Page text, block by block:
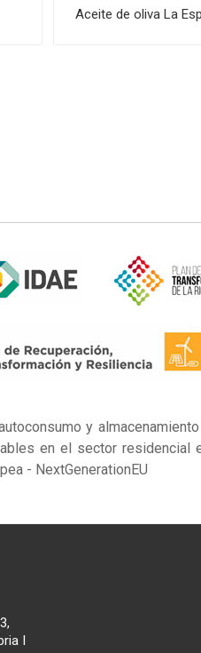
Aceite de oliva La
y
en el sector residencial
- NextGenerationEU
I